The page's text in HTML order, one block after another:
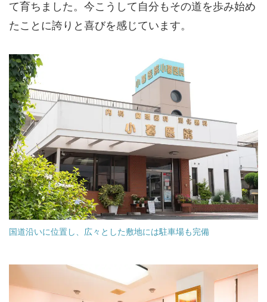
て育ちました。今こうして自分もその道を歩み始め
たことに誇りと喜びを感じています。
国道沿いに位置し、広々とした敷地には駐車場も完備